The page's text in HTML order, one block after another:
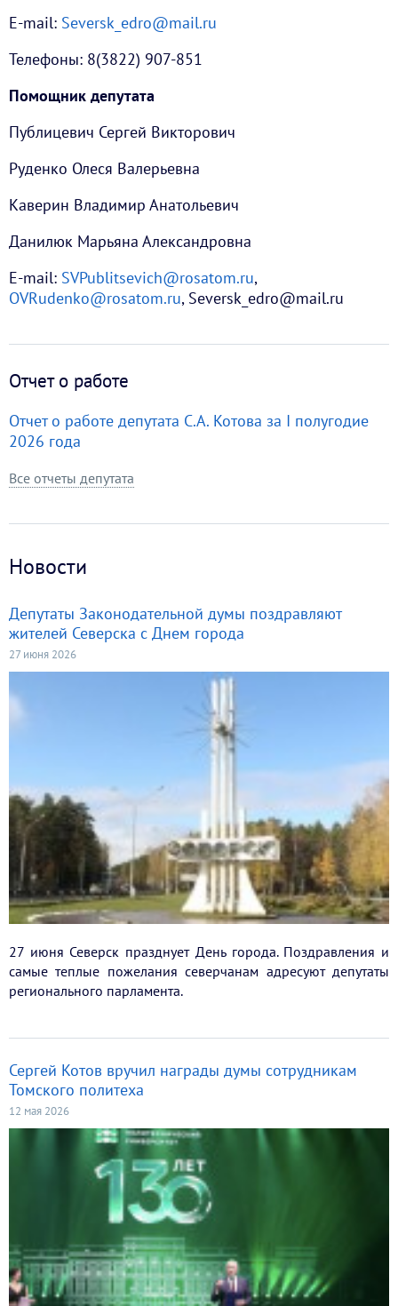
E-mail: Seversk_edro@mail.ru
Телефоны: 8(3822) 907-851
Помощник депутата
Публицевич Сергей Викторович
Руденко Олеся Валерьевна
Каверин Владимир Анатольевич
Данилюк Марьяна Александровна
E-mail: SVPublitsevich@rosatom.ru,
OVRudenko@rosatom.ru, Seversk_edro@mail.ru
Отчет о работе
Отчет о работе депутата С.А. Котова за I полугодие
2026 года
Все отчеты депутата
Новости
Депутаты Законодательной думы поздравляют
жителей Северска с Днем города
27 июня 2026
27 июня Северск празднует День города. Поздравления и
самые теплые пожелания северчанам адресуют депутаты
регионального парламента.
Сергей Котов вручил награды думы сотрудникам
Томского политеха
12 мая 2026